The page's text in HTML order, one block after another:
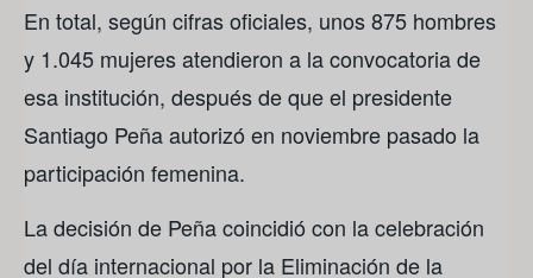
En total, según cifras oficiales, unos 875 hombres
y 1.045 mujeres atendieron a la convocatoria de
esa institución, después de que el presidente
Santiago Peña autorizó en noviembre pasado la
participación femenina.
La decisión de Peña coincidió con la celebración
del día internacional por la Eliminación de la